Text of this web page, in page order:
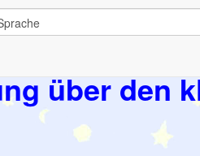
über den